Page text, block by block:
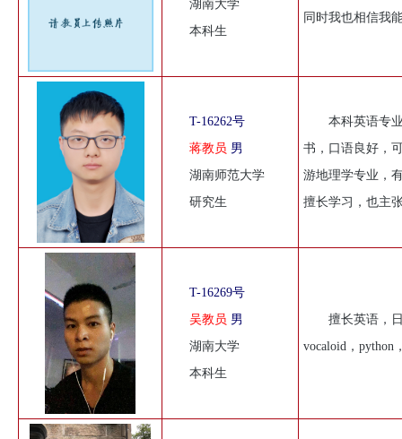
湖南大学
本科生
同时我也相信我
T-16262号
蒋教员 男
湖南师范大学
研究生
本科英语专
书，口语良好，
游地理学专业，
擅长学习，也主
T-16269号
吴教员 男
湖南大学
本科生
擅长英语，
vocaloid，python